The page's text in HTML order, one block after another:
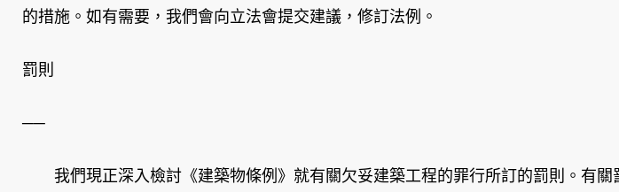
的措施。如有需要，我們會向立法會提交建議，修訂法例。
罰則
──
我們現正深入檢討《建築物條例》就有關欠妥建築工程的罪行所訂的罰則。有關